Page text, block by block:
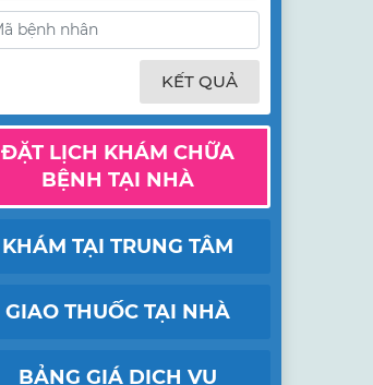
KẾT QUẢ
ĐẶT LỊCH KHÁM CHỮA
BỆNH TẠI NHÀ
KHÁM TẠI TRUNG TÂM
GIAO THUỐC TẠI NHÀ
BẢNG GIÁ DỊCH VỤ